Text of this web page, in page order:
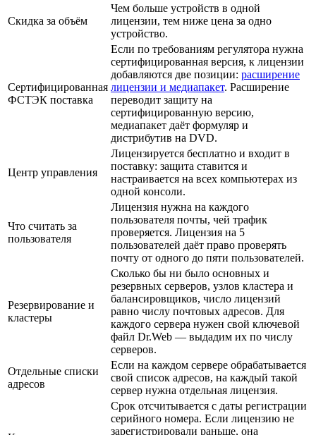
Скидка за объём
Чем больше устройств в одной
лицензии, тем ниже цена за одно
устройство.
Сертифицированная
ФСТЭК поставка
Если по требованиям регулятора нужна
сертифицированная версия, к лицензии
добавляются две позиции: расширение
лицензии и медиапакет. Расширение
переводит защиту на
сертифицированную версию,
медиапакет даёт формуляр и
дистрибутив на DVD.
Центр управления
Лицензируется бесплатно и входит в
поставку: защита ставится и
настраивается на всех компьютерах из
одной консоли.
Что считать за
пользователя
Лицензия нужна на каждого
пользователя почты, чей трафик
проверяется. Лицензия на 5
пользователей даёт право проверять
почту от одного до пяти пользователей.
Резервирование и
кластеры
Сколько бы ни было основных и
резервных серверов, узлов кластера и
балансировщиков, число лицензий
равно числу почтовых адресов. Для
каждого сервера нужен свой ключевой
файл Dr.Web — выдадим их по числу
серверов.
Отдельные списки
адресов
Если на каждом сервере обрабатывается
свой список адресов, на каждый такой
сервер нужна отдельная лицензия.
Срок отсчитывается с даты регистрации
серийного номера. Если лицензию не
зарегистрировали раньше, она